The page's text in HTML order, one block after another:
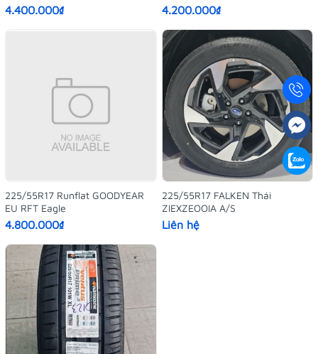
4.400.000₫ 4.200.000₫
225/55R17 Runflat GOODYEAR
EU RFT Eagle
4.800.000₫
225/55R17 FALKEN Thái
ZIEXZEOOIA A/S
Liên hệ